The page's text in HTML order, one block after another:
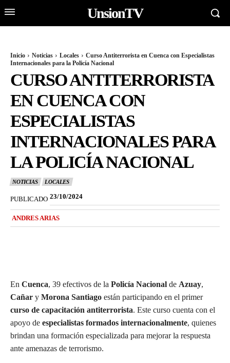
UnsionTV
Inicio Noticias Locales
Curso Antiterrorista en Cuenca con Especialistas
Internacionales para la Policía Nacional
CURSO ANTITERRORISTA
EN CUENCA CON
ESPECIALISTAS
INTERNACIONALES PARA
LA POLICÍA NACIONAL
NOTICIAS LOCALES
PUBLICADO 23/10/2024
ANDRES ARIAS
En Cuenca, 39 efectivos de la Policía Nacional de Azuay,
Cañar y Morona Santiago están participando en el primer
curso de capacitación antiterrorista. Este curso cuenta con el
apoyo de especialistas formados internacionalmente, quienes
brindan una formación especializada para mejorar la respuesta
ante amenazas de terrorismo.